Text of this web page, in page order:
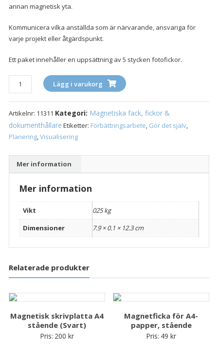
annan magnetisk yta.
Kommunicera vilka anställda som är närvarande, ansvariga för
varje projekt eller åtgärdspunkt.
Ett paket innehåller en uppsättning av 5 stycken fotofickor.
Magnetisk
Fotoficka
med
Namnficka
79×123
mm
Lägg i varukorg
Artikelnr: 11311 Kategori: Magnetiska fack, fickor &
dokumenthållare Etiketter: Förbättringsarbete, Gör det själv,
Planering,Visualisering
Mer information
Mer information
Vikt
025 kg
Dimensioner
7.9 × 0.1 × 12.3 cm
Relaterade produkter
Magnetisk skrivplatta A4
stående (Svart)
Pris: 200 kr
Magnetficka för A4-
papper, stående
Pris: 49kr